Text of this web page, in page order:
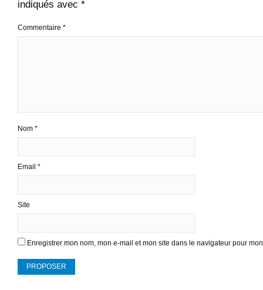
indiqués avec *
Commentaire *
Nom *
Email *
Site
Enregistrer mon nom, mon e-mail et mon site dans le navigateur pour